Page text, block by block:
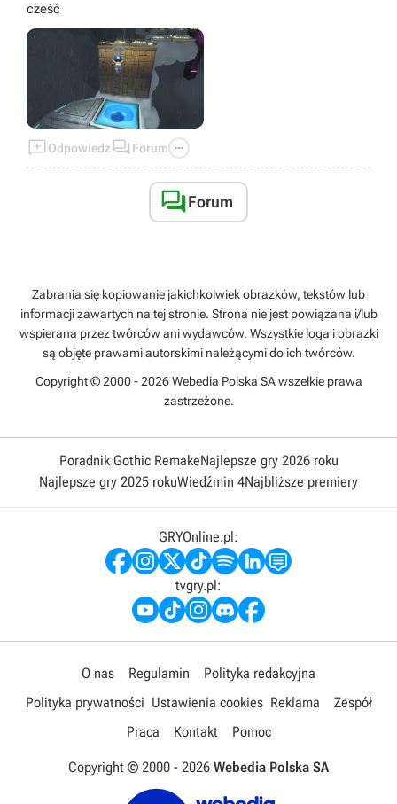
cześć
Odpowiedz  Forum 
Forum
Zabrania się kopiowanie jakichkolwiek obrazków, tekstów lub
informacji zawartych na tej stronie. Strona nie jest powiązana i/lub
wspierana przez twórców ani wydawców. Wszystkie loga i obrazki
są objęte prawami autorskimi należącymi do ich twórców.
Copyright © 2000 - 2026 Webedia Polska SA wszelkie prawa
zastrzeżone.
Poradnik Gothic RemakeNajlepsze gry 2026 roku
Najlepsze gry 2025 rokuWiedźmin 4Najbliższe premiery
GRYOnline.pl:
tvgry.pl:
O nas Regulamin
Polityka redakcyjna
Polityka prywatności Ustawienia cookies Reklama
Zespół
Praca
Kontakt Pomoc
Copyright © 2000 - 2026 Webedia Polska SA